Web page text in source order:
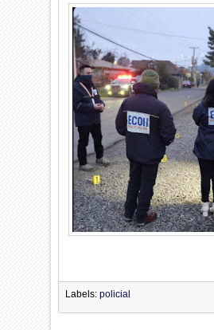
Labels:policial